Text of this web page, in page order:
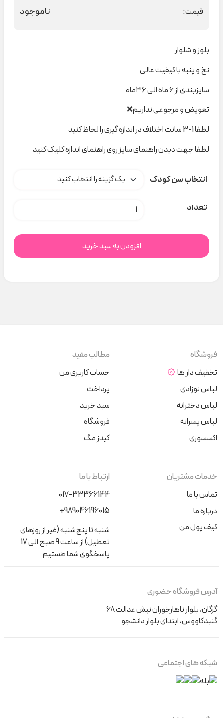
قیمت: ناموجود
بلوز و شلوار
نخ و پنبه با کیفیت عالی
سایزبندی از ۶ ماه الی ۳۶ماه
تعویض و مرجوعی نداریم❌
لطفا 1-3 سانت اختلاف در اندازه گیری را لحاظ کنید
لطفا جهت دیدن راهنمای سایز روی راهنمای اندازه کلیک کنید
انتخاب سن کودک
تعداد ست میفی lovey dovey 613 کد H000483 عدد
افزودن به سبد خرید
فروشگاه
تخفیف دار ها
لباس نوزادی
لباس دخترانه
لباس پسرانه
اکسسوری
مطالب مفید
حساب کاربری من
پرداخت
سبد خرید
فروشگاه
کیدز مگ
خدمات مشتریان
تماس با ما
درباره ما
کیف پول من
ارتباط با ما
017-33366144
+989046196015
شنبه تا پنج‌شنبه (غیر از روزهای
تعطیل) از ساعت 9 صبح الی 17
پاسخگوی شما هستیم
آدرس فروشگاه حضوری
گرگان، بلوار ناهارخوران نبش عدالت 68
گنبدکاووس، ابتدای بلوار دانشجو
شبکه های اجتماعی